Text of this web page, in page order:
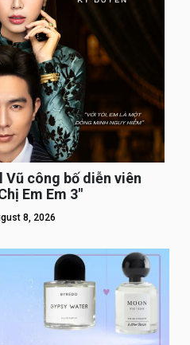
Vũ công bố diễn viên
Em Em 3″
8, 2026